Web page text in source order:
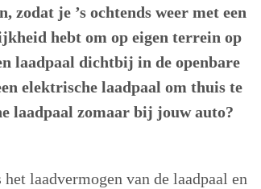
je ’s ochtends weer met een
hebt om op eigen terrein op
laadpaal dichtbij in de openbare
elektrische laadpaal om thuis te
laadpaal zomaar bij jouw auto?
laadvermogen van de laadpaal en